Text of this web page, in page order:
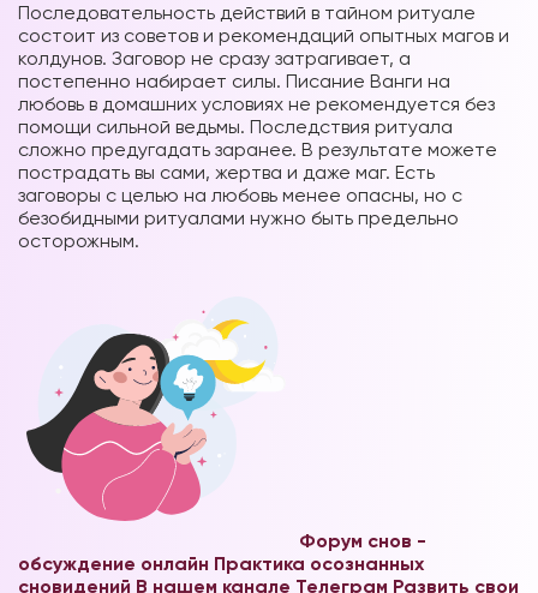
Последовательность действий в тайном ритуале
состоит из советов и рекомендаций опытных магов и
колдунов. Заговор не сразу затрагивает, а
постепенно набирает силы. Писание Ванги на
любовь в домашних условиях не рекомендуется без
помощи сильной ведьмы. Последствия ритуала
сложно предугадать заранее. В результате можете
пострадать вы сами, жертва и даже маг. Есть
заговоры с целью на любовь менее опасны, но с
безобидными ритуалами нужно быть предельно
осторожным.
Форум снов -
обсуждение онлайн Практика осознанных
сновидений В нашем канале Телеграм Развить свои